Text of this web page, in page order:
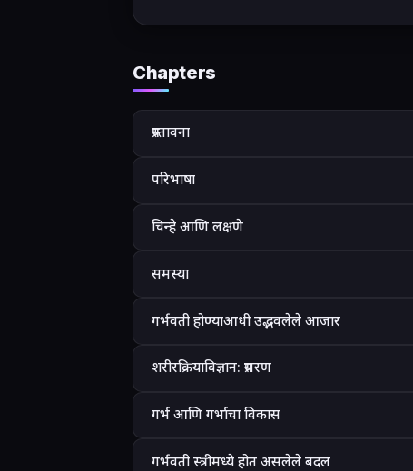
Chapters
प्रस्तावना
परिभाषा
चिन्हे आणि लक्षणे
समस्या
गर्भवती होण्याआधी उद्भवलेले आजार
शरीरक्रियाविज्ञान: प्रसरण
गर्भ आणि गर्भाचा विकास
गर्भवती स्त्रीमध्ये होत असलेले बदल